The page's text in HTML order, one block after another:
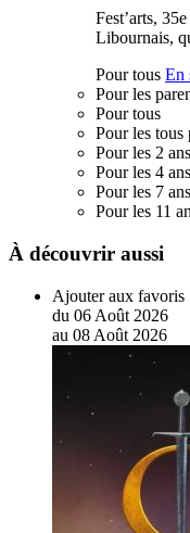
Fest’arts,
Libournais,
Pour tous En
Pour les
Pour tous
Pour les tous
Pour les 2
Pour les 4
Pour les 7
Pour les 11
À découvrir aussi
Ajouter aux favoris
du 06 Août 2026
au 08 Août 2026